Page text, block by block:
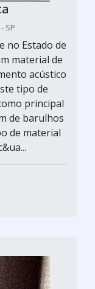
SP
no Estado de
material de
acústico
tipo de
principal
de barulhos
de material